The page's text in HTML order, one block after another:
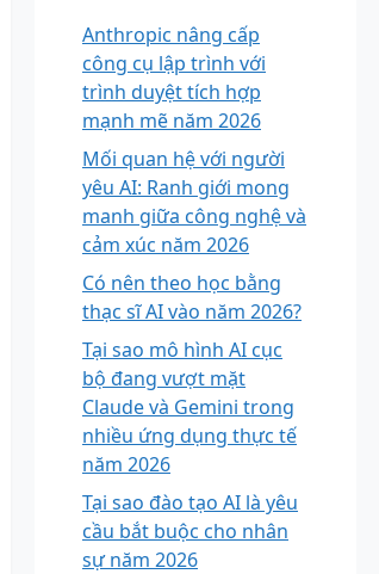
Anthropic nâng cấp
công cụ lập trình với
trình duyệt tích hợp
mạnh mẽ năm 2026
Mối quan hệ với người
yêu AI: Ranh giới mong
manh giữa công nghệ và
cảm xúc năm 2026
Có nên theo học bằng
thạc sĩ AI vào năm 2026?
Tại sao mô hình AI cục
bộ đang vượt mặt
Claude và Gemini trong
nhiều ứng dụng thực tế
năm 2026
Tại sao đào tạo AI là yêu
cầu bắt buộc cho nhân
sự năm 2026